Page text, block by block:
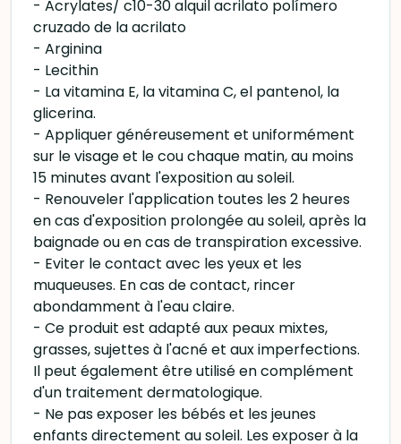
- Acrylates/ c10-30 alquil acrilato polímero
cruzado de la acrilato
- Arginina
- Lecithin
- La vitamina E, la vitamina C, el pantenol, la
glicerina.
- Appliquer généreusement et uniformément
sur le visage et le cou chaque matin, au moins
15 minutes avant l'exposition au soleil.
- Renouveler l'application toutes les 2 heures
en cas d'exposition prolongée au soleil, après la
baignade ou en cas de transpiration excessive.
- Eviter le contact avec les yeux et les
muqueuses. En cas de contact, rincer
abondamment à l'eau claire.
- Ce produit est adapté aux peaux mixtes,
grasses, sujettes à l'acné et aux imperfections.
Il peut également être utilisé en complément
d'un traitement dermatologique.
- Ne pas exposer les bébés et les jeunes
enfants directement au soleil. Les exposer à la